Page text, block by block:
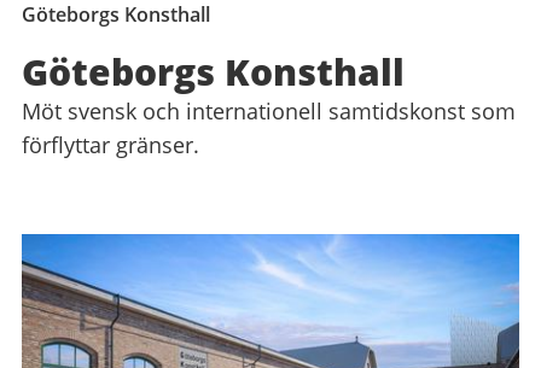
Göteborgs Konsthall
Göteborgs Konsthall
Möt svensk och internationell samtidskonst som
förflyttar gränser.
Kontaktuppgifter